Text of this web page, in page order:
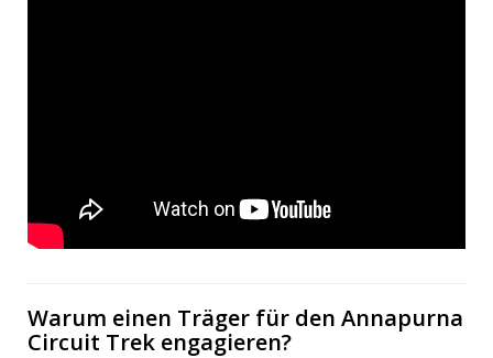
Warum einen Träger für den Annapurna
Circuit Trek engagieren?